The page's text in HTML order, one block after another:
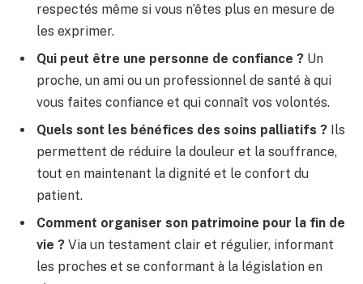
respectés même si vous n’êtes plus en mesure de
les exprimer.
Qui peut être une personne de confiance ? Un
proche, un ami ou un professionnel de santé à qui
vous faites confiance et qui connaît vos volontés.
Quels sont les bénéfices des soins palliatifs ? Ils
permettent de réduire la douleur et la souffrance,
tout en maintenant la dignité et le confort du
patient.
Comment organiser son patrimoine pour la fin de
vie ? Via un testament clair et régulier, informant
les proches et se conformant à la législation en